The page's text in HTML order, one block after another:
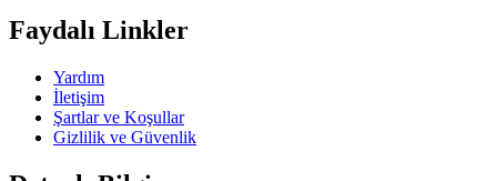
Faydalı Linkler
Yardım
İletişim
Şartlar ve Koşullar
Gizlilik ve Güvenlik